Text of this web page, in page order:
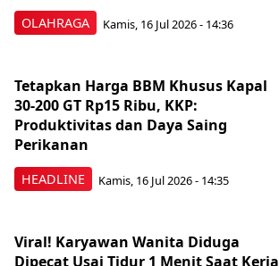
OLAHRAGA Kamis, 16 Jul 2026 - 14:36
HEADLINE
Tetapkan Harga BBM Khusus Kapal
30-200 GT Rp15 Ribu, KKP:
Produktivitas dan Daya Saing
Perikanan
Kamis, 16 Jul 2026 - 14:35
Viral! Karyawan Wanita Diduga
Dipecat Usai Tidur 1 Menit Saat Kerja